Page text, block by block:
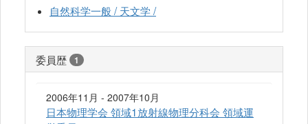
自然科学一般 / 天文学 /
委員歴 1
2006年11月 - 2007年10月
日本物理学会 領域1放射線物理分科会 領域運